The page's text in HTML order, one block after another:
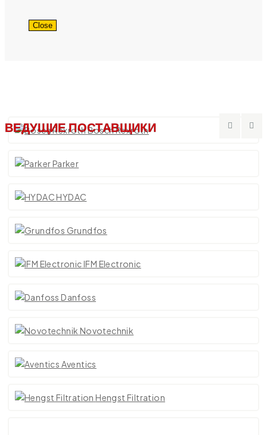
Close
ВЕДУЩИЕ ПОСТАВЩИКИ
Bosch Rexroth
Parker
HYDAC
Grundfos
IFM Electronic
Danfoss
Novotechnik
Aventics
Hengst Filtration